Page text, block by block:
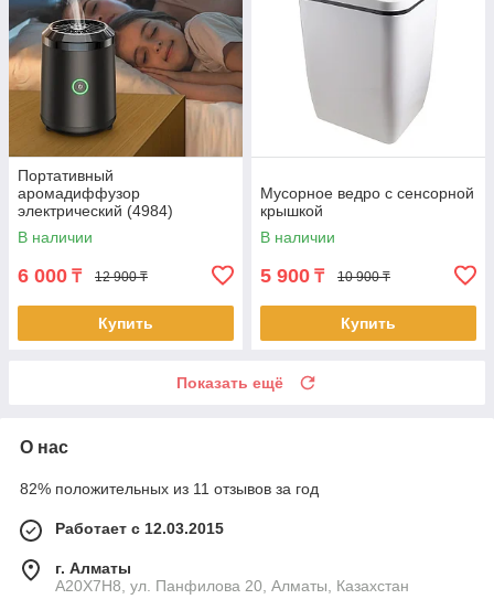
Портативный
аромадиффузор
электрический (4984)
В наличии
6 000 ₸ 12 900 ₸
Купить
Мусорное ведро с сенсорной
крышкой
В наличии
5 900 ₸ 10 900 ₸
Купить
Показать ещё
О нас
82% положительных из 11 отзывов за год
Работает с 12.03.2015
г. Алматы
A20X7H8, ул. Панфилова 20, Алматы, Казахстан